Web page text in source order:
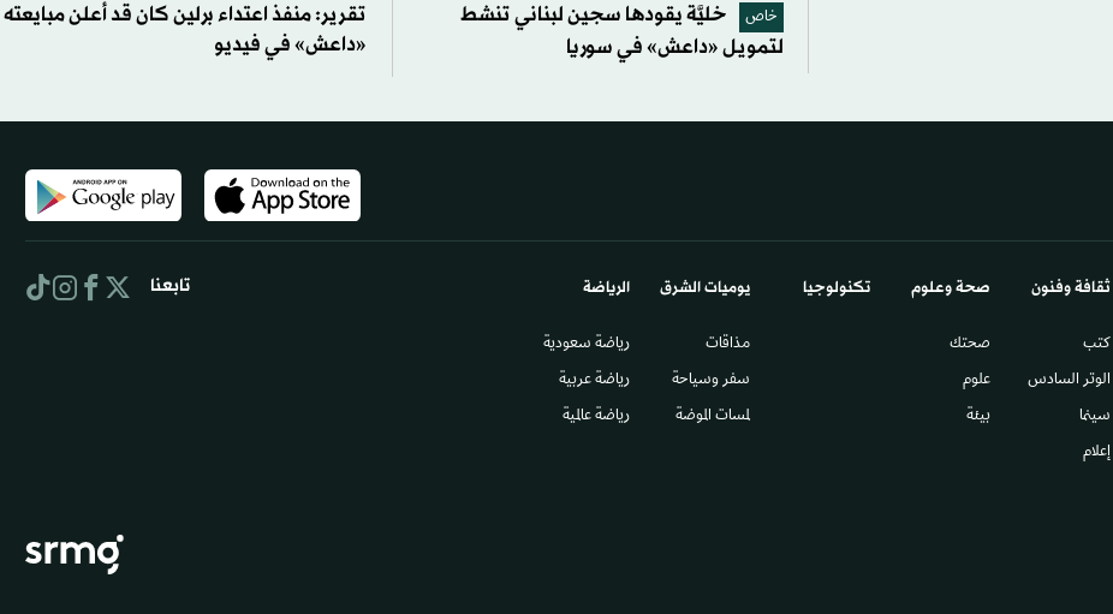
خاص
خليَّة يقودها سجين لبناني تنشط
لتمويل «داعش» في سوريا
تقرير: منفذ اعتداء برلين كان قد أعلن مبايعته
«داعش» في فيديو
ثقافة وفنون
كتب
الوتر السادس​
سينما
إعلام
صحة وعلوم
صحتك
علوم
بيئة
تكنولوجيا يوميات الشرق​
مذاقات
سفر وسياحة
لمسات الموضة
الرياضة
رياضة سعودية
رياضة عربية
رياضة عالمية
تابعنا